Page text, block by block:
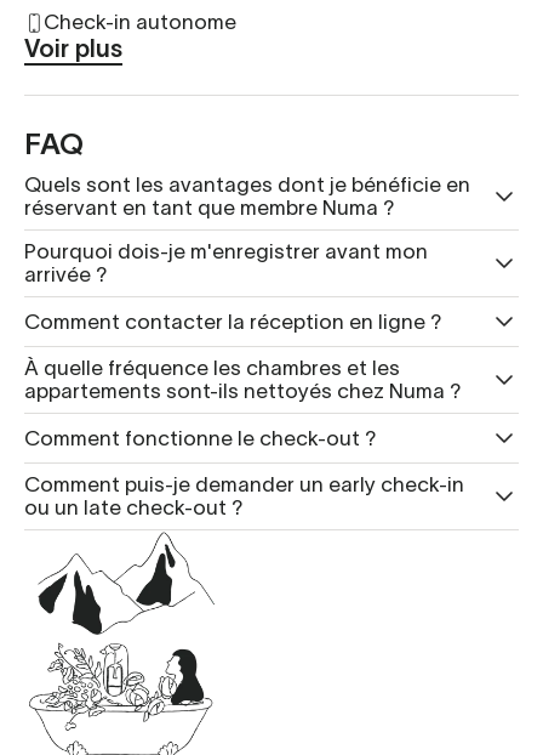
Check-in autonome
Voir plus
FAQ
Quels sont les avantages dont je bénéficie en
réservant en tant que membre Numa ?
Pourquoi dois-je m'enregistrer avant mon
arrivée ?
Comment contacter la réception en ligne ?
À quelle fréquence les chambres et les
appartements sont-ils nettoyés chez Numa ?
Comment fonctionne le check-out ?
Comment puis-je demander un early check-in
ou un late check-out ?